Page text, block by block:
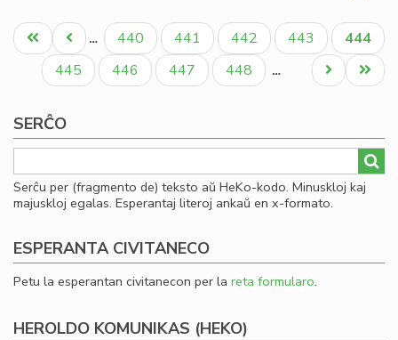
Pagination
Unua
paĝo
Antaŭa
paĝo
… Paĝo
440 Paĝo
441 Paĝo
442 Paĝo
443
Aktuala
paĝo
444
Paĝo
445 Paĝo
446 Paĝo
447 Paĝo
448 …
Last
page
Next
page
SERĈO
Serĉu per (fragmento de) teksto aŭ HeKo-kodo. Minuskloj kaj
majuskloj egalas. Esperantaj literoj ankaŭ en x-formato.
ESPERANTA CIVITANECO
Petu la esperantan civitanecon per la reta formularo.
HEROLDO KOMUNIKAS (HEKO)